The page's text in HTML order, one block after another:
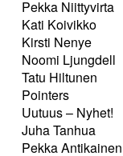
Pekka Niittyvirta
Kati Koivikko
Kirsti Nenye
Noomi Ljungdell
Tatu Hiltunen
Pointers
Uutuus – Nyhet!
Juha Tanhua
Pekka Antikainen